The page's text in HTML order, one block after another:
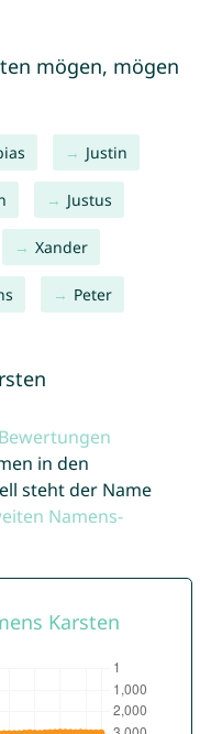
mögen, mögen
Justin
Justus
Xander
Peter
in den
steht der Name
Namens-